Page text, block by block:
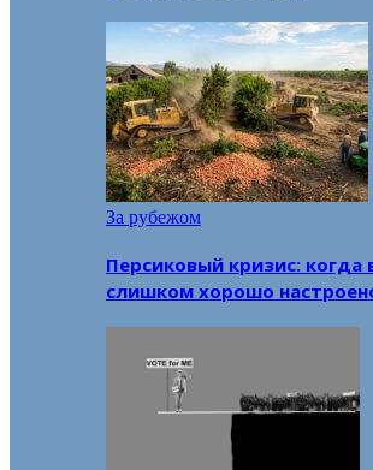
За рубежом
Персиковый кризис: когда
слишком хорошо